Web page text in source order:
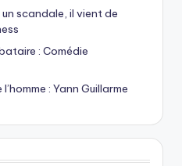
scandale, il vient de
: Comédie
: Yann Guillarme